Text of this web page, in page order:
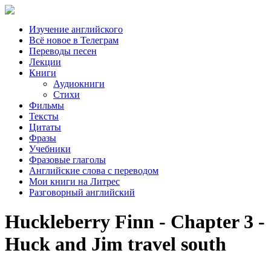
Изучение английского
Всё новое в Телеграм
Переводы песен
Лекции
Книги
Аудиокниги
Стихи
Фильмы
Тексты
Цитаты
Фразы
Учебники
Фразовые глаголы
Английские слова с переводом
Мои книги на Литрес
Разговорный английский
Huckleberry Finn - Chapter 3 -
Huck and Jim travel south